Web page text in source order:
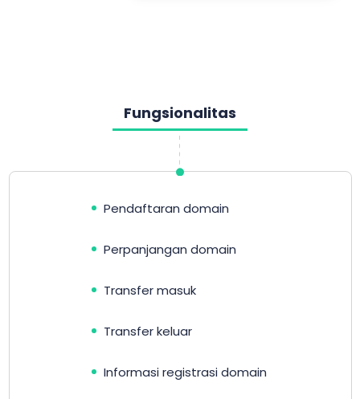
Fungsionalitas
Pendaftaran domain
Perpanjangan domain
Transfer masuk
Transfer keluar
Informasi registrasi domain